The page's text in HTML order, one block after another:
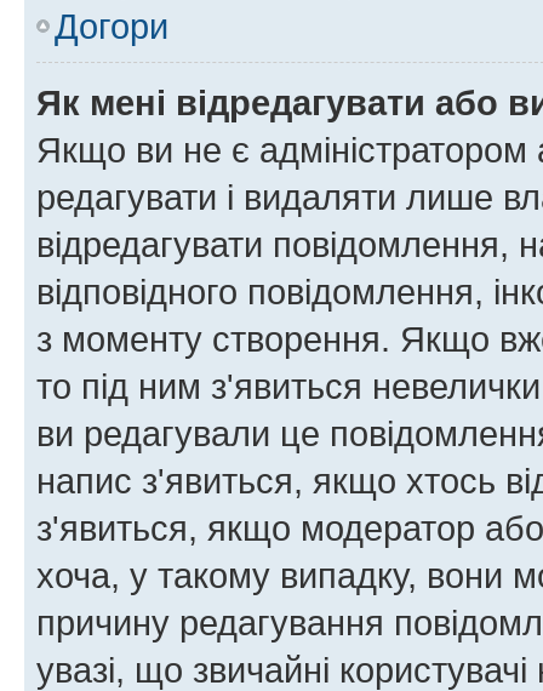
Догори
Як мені відредагувати або
Якщо ви не є
редагувати і видаляти лише
відредагувати повідомлення,
відповідного повідомлення,
з моменту створення. Якщо
то під ним з'явиться
ви редагували це
напис з'явиться, якщо хтось
з'явиться, якщо модератор
хоча, у такому випадку, вони
причину редагування
увазі, що звичайні